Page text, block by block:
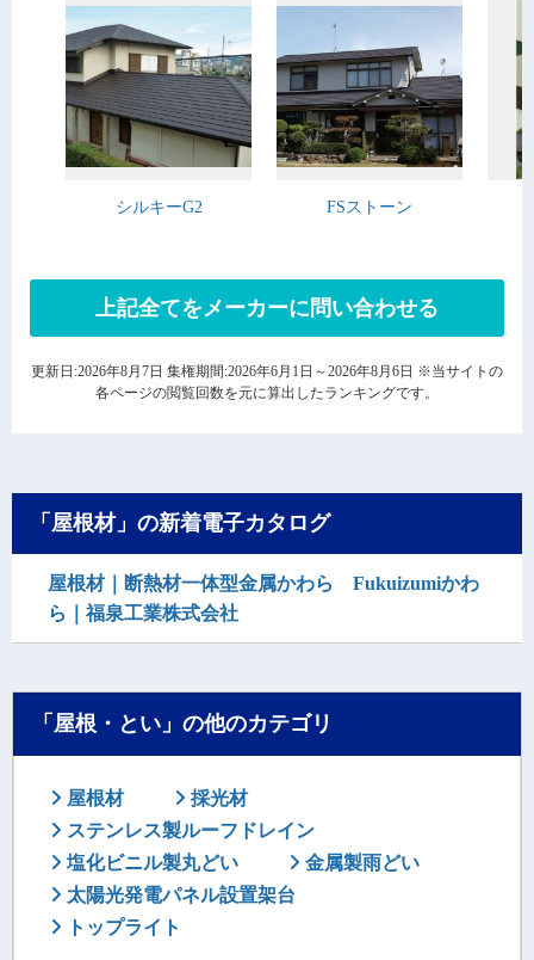
シルキーG2 FSストーン
上記全てをメーカーに問い合わせる
更新日:2026年8月7日 集権期間:2026年6月1日～2026年8月6日 ※当サイトの
各ページの閲覧回数を元に算出したランキングです。
「屋根材」の新着電子カタログ
屋根材｜断熱材一体型金属かわら Fukuizumiかわ
ら｜福泉工業株式会社
「屋根・とい」の他のカテゴリ
屋根材
採光材
ステンレス製ルーフドレイン
塩化ビニル製丸どい
金属製雨どい
太陽光発電パネル設置架台
トップライト